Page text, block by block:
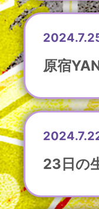
原宿
23日の